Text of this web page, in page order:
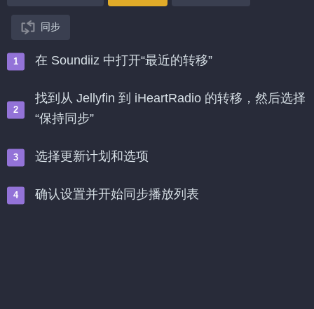
同步
在 Soundiiz 中打开“最近的转移”
找到从 Jellyfin 到 iHeartRadio 的转移，然后选择
“保持同步”
选择更新计划和选项
确认设置并开始同步播放列表